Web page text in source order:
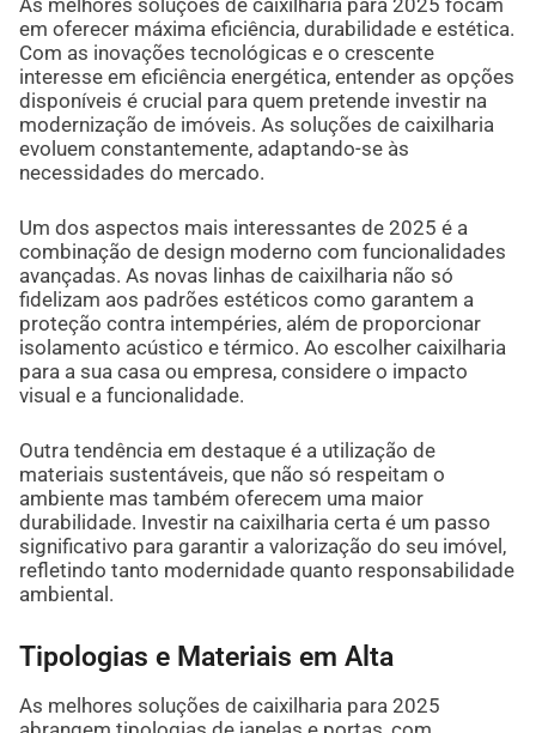
As melhores soluções de caixilharia para 2025 focam
em oferecer máxima eficiência, durabilidade e estética.
Com as inovações tecnológicas e o crescente
interesse em eficiência energética, entender as opções
disponíveis é crucial para quem pretende investir na
modernização de imóveis. As soluções de caixilharia
evoluem constantemente, adaptando-se às
necessidades do mercado.
Um dos aspectos mais interessantes de 2025 é a
combinação de design moderno com funcionalidades
avançadas. As novas linhas de caixilharia não só
fidelizam aos padrões estéticos como garantem a
proteção contra intempéries, além de proporcionar
isolamento acústico e térmico. Ao escolher caixilharia
para a sua casa ou empresa, considere o impacto
visual e a funcionalidade.
Outra tendência em destaque é a utilização de
materiais sustentáveis, que não só respeitam o
ambiente mas também oferecem uma maior
durabilidade. Investir na caixilharia certa é um passo
significativo para garantir a valorização do seu imóvel,
refletindo tanto modernidade quanto responsabilidade
ambiental.
Tipologias e Materiais em Alta
As melhores soluções de caixilharia para 2025